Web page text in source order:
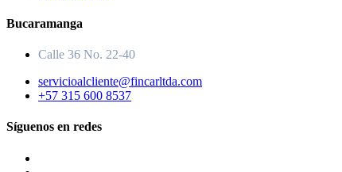
Bucaramanga
Calle 36 No. 22-40
servicioalcliente@fincarltda.com
+57 315 600 8537
Síguenos en redes